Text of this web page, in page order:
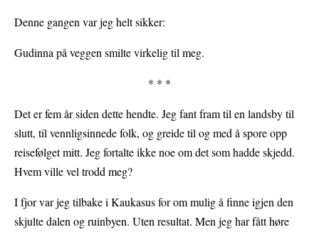
Denne gangen var jeg helt sikker:
Gudinna på veggen smilte virkelig til meg.
* * *
Det er fem år siden dette hendte. Jeg fant fram til en landsby til
slutt, til vennligsinnede folk, og greide til og med å spore opp
reisefølget mitt. Jeg fortalte ikke noe om det som hadde skjedd.
Hvem ville vel trodd meg?
I fjor var jeg tilbake i Kaukasus for om mulig å finne igjen den
skjulte dalen og ruinbyen. Uten resultat. Men jeg har fått høre